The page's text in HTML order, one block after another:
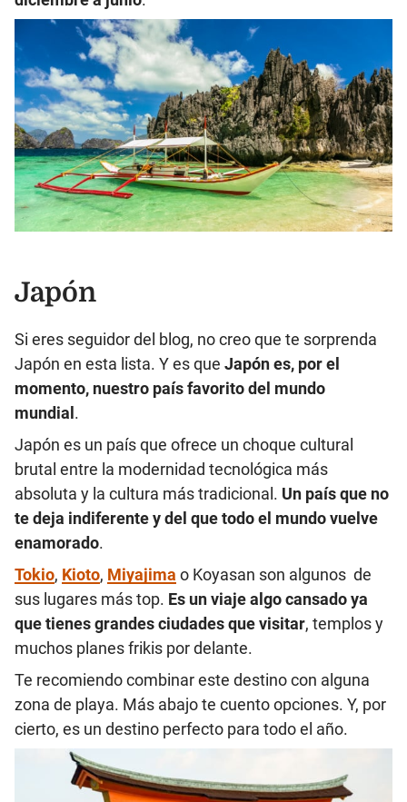
Japón
Si eres seguidor del blog, no creo que te sorprenda
Japón en esta lista. Y es que Japón es, por el
momento, nuestro país favorito del mundo
mundial .
Japón es un país que ofrece un choque cultural
brutal entre la modernidad tecnológica más
absoluta y la cultura más tradicional. Un país que no
te deja indiferente y del que todo el mundo vuelve
enamorado.
Tokio, Kioto, Miyajima o Koyasan son algunos de
sus lugares más top. Es un viaje algo cansado ya
que tienes grandes ciudades que visitar, templos y
muchos planes frikis por delante.
Te recomiendo combinar este destino con alguna
zona de playa. Más abajo te cuento opciones. Y, por
cierto, es un destino perfecto para todo el año.